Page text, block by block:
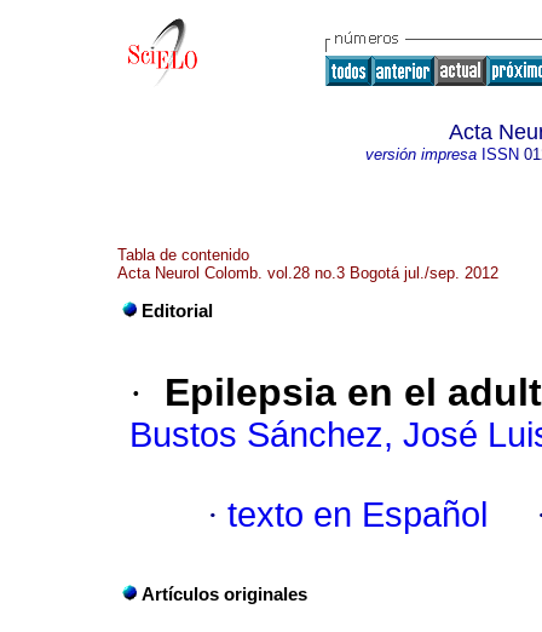
Acta
versión impresaISSN
Tabla de contenido
Acta Neurol Colomb. vol.28 no.3 Bogotá jul./sep. 2012
Editorial
· Epilepsia en el
Bustos Sánchez, José
· texto en Español
Artículos originales